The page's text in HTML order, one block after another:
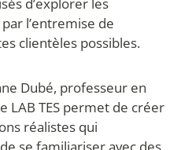
l’entremise de
clientèles possibles.
Dubé, professeur en
LAB TES permet de créer
réalistes qui
se familiariser avec des